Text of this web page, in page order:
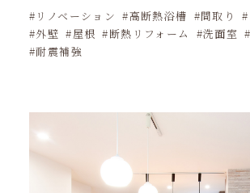
リノベーション
高断熱浴槽 間取り
外壁
屋根 断熱リフォーム 洗面室
耐震補強